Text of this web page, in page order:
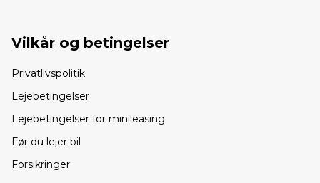
Vilkår og betingelser
Privatlivspolitik
Lejebetingelser
Lejebetingelser for minileasing
Før du lejer bil
Forsikringer